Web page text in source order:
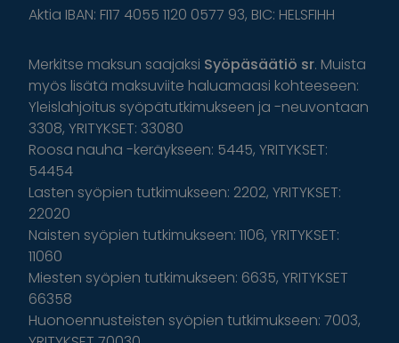
Aktia IBAN: FI17 4055 1120 0577 93, BIC: HELSFIHH
Merkitse maksun saajaksi Syöpäsäätiö sr. Muista
myös lisätä maksuviite haluamaasi kohteeseen:
Yleislahjoitus syöpätutkimukseen ja -neuvontaan
3308, YRITYKSET: 33080
Roosa nauha -keräykseen: 5445, YRITYKSET:
54454
Lasten syöpien tutkimukseen: 2202, YRITYKSET:
22020
Naisten syöpien tutkimukseen: 1106, YRITYKSET:
11060
Miesten syöpien tutkimukseen: 6635, YRITYKSET
66358
Huonoennusteisten syöpien tutkimukseen: 7003,